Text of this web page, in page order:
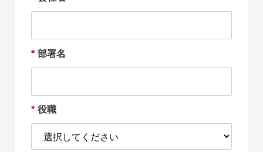
* 部署名
* 役職